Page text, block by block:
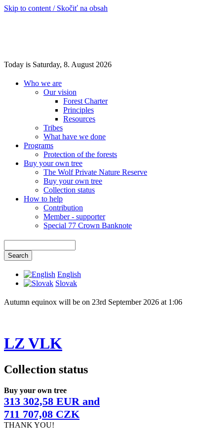
Skip to content / Skočiť na obsah
Today is Saturday, 8. August 2026
Who we are
Our vision
Forest Charter
Principles
Resources
Tribes
What have we done
Programs
Protection of the forests
Buy your own tree
The Wolf Private Nature Reserve
Buy your own tree
Collection status
How to help
Contribution
Member - supporter
Special 77 Crown Banknote
English
Slovak
Autumn equinox will be on 23rd September 2026 at 1:06
LZ VLK
Collection status
Buy your own tree
313 302,58 EUR and
711 707,08 CZK
THANK YOU!